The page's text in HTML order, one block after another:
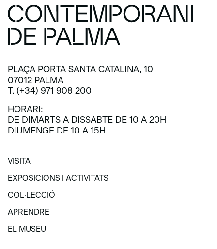
PLAÇA PORTA SANTA CATALINA, 10
07012 PALMA
T. (+34) 971 908 200
HORARI:
DE DIMARTS A DISSABTE DE 10 A 20H
DIUMENGE DE 10 A 15H
VISITA
VISITA
EXPOSICIONS I ACTIVITATS
EXPOSICIONS I ACTIVITATS
COL·LECCIÓ
COL·LECCIÓ
APRENDRE
APRENDRE
EL MUSEU